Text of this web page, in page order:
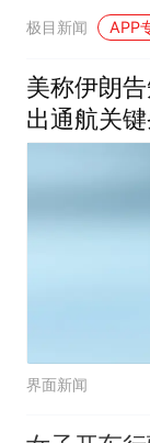
是小聪明，
极目新闻 APP
美称伊朗
出通航关
界面新闻